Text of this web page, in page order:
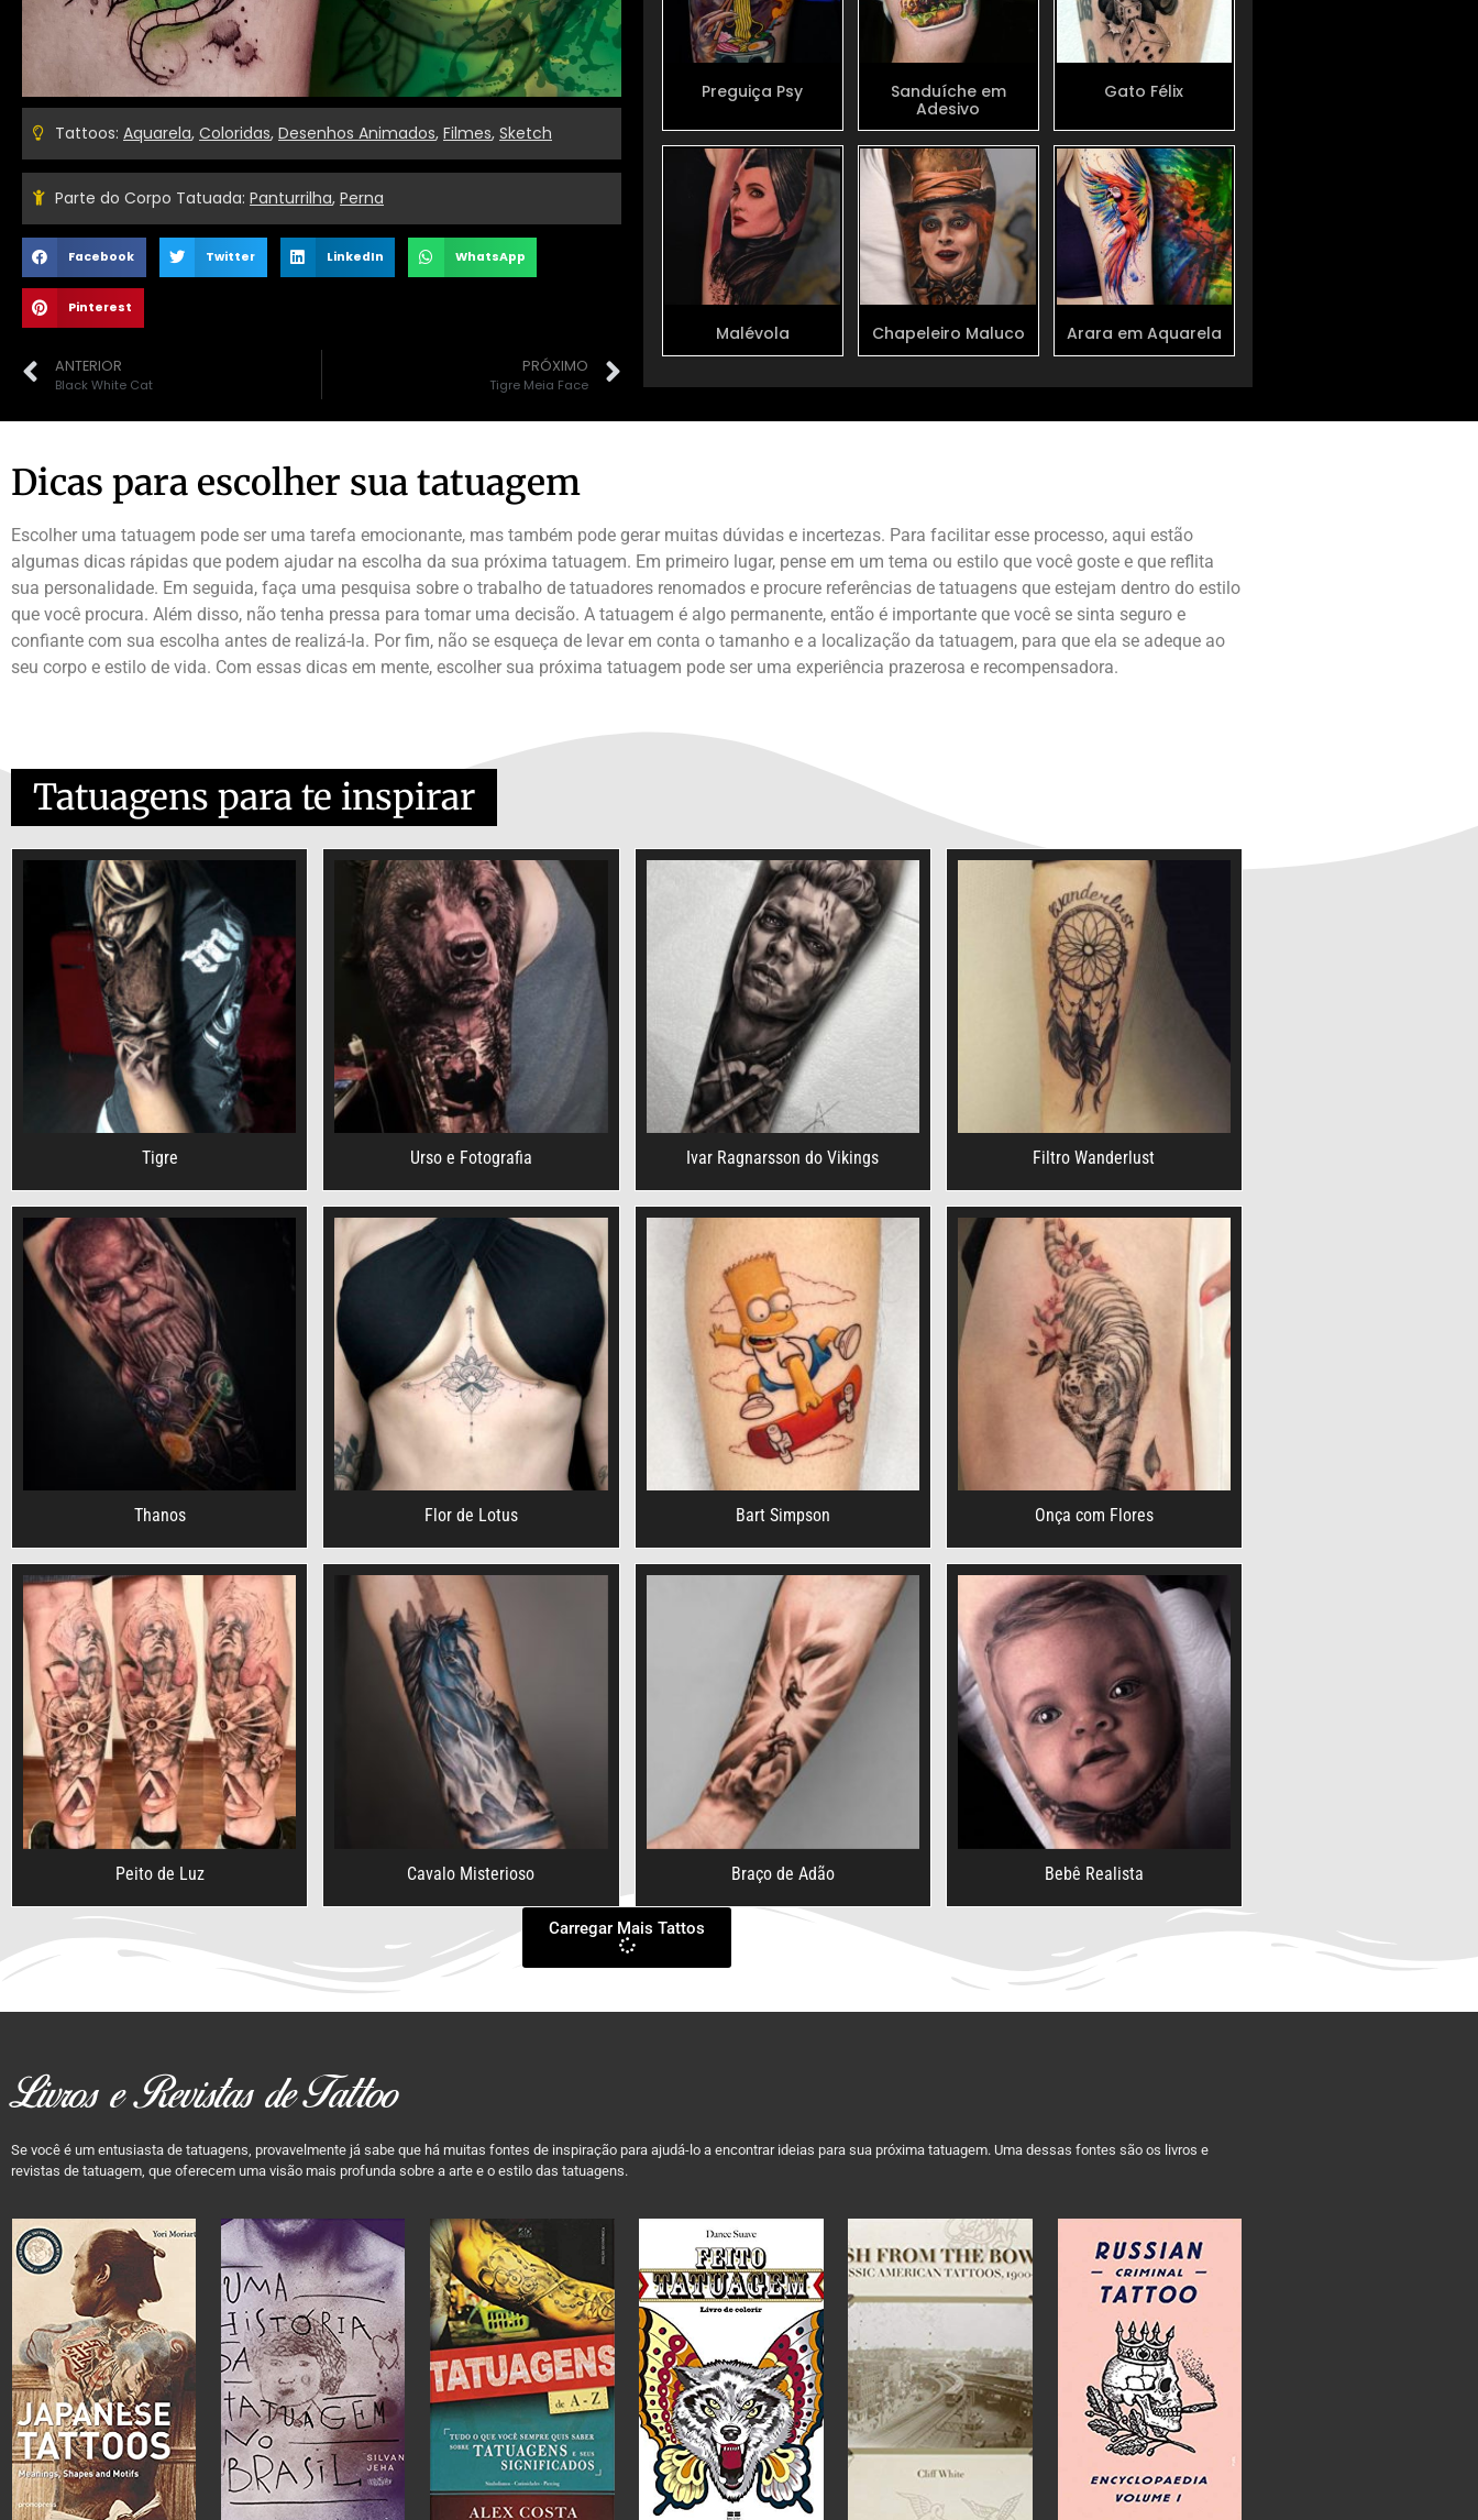
Tattoos: Aquarela, Coloridas, Desenhos Animados, Filmes, Sketch
Parte do Corpo Tatuada: Panturrilha, Perna
Facebook Twitter LinkedIn WhatsApp
Pinterest
ANTERIOR
Black White Cat
PRÓXIMO
Tigre Meia Face
Preguiça Psy
Sanduíche em
Adesivo
Gato Félix
Malévola Chapeleiro Maluco Arara em Aquarela
Dicas para escolher sua tatuagem
Escolher uma tatuagem pode ser uma tarefa emocionante, mas também pode gerar muitas dúvidas e incertezas. Para facilitar esse processo, aqui estão
algumas dicas rápidas que podem ajudar na escolha da sua próxima tatuagem. Em primeiro lugar, pense em um tema ou estilo que você goste e que reflita
sua personalidade. Em seguida, faça uma pesquisa sobre o trabalho de tatuadores renomados e procure referências de tatuagens que estejam dentro do estilo
que você procura. Além disso, não tenha pressa para tomar uma decisão. A tatuagem é algo permanente, então é importante que você se sinta seguro e
confiante com sua escolha antes de realizá-la. Por fim, não se esqueça de levar em conta o tamanho e a localização da tatuagem, para que ela se adeque ao
seu corpo e estilo de vida. Com essas dicas em mente, escolher sua próxima tatuagem pode ser uma experiência prazerosa e recompensadora.
Tatuagens para te inspirar
Tigre Urso e Fotografia Ivar Ragnarsson do Vikings Filtro Wanderlust
Thanos Flor de Lotus Bart Simpson Onça com Flores
Peito de Luz Cavalo Misterioso Braço de Adão Bebê Realista
Carregar Mais Tattos
Livros e Revistas de Tattoo
Se você é um entusiasta de tatuagens, provavelmente já sabe que há muitas fontes de inspiração para ajudá-lo a encontrar ideias para sua próxima tatuagem. Uma dessas fontes são os livros e
revistas de tatuagem, que oferecem uma visão mais profunda sobre a arte e o estilo das tatuagens.